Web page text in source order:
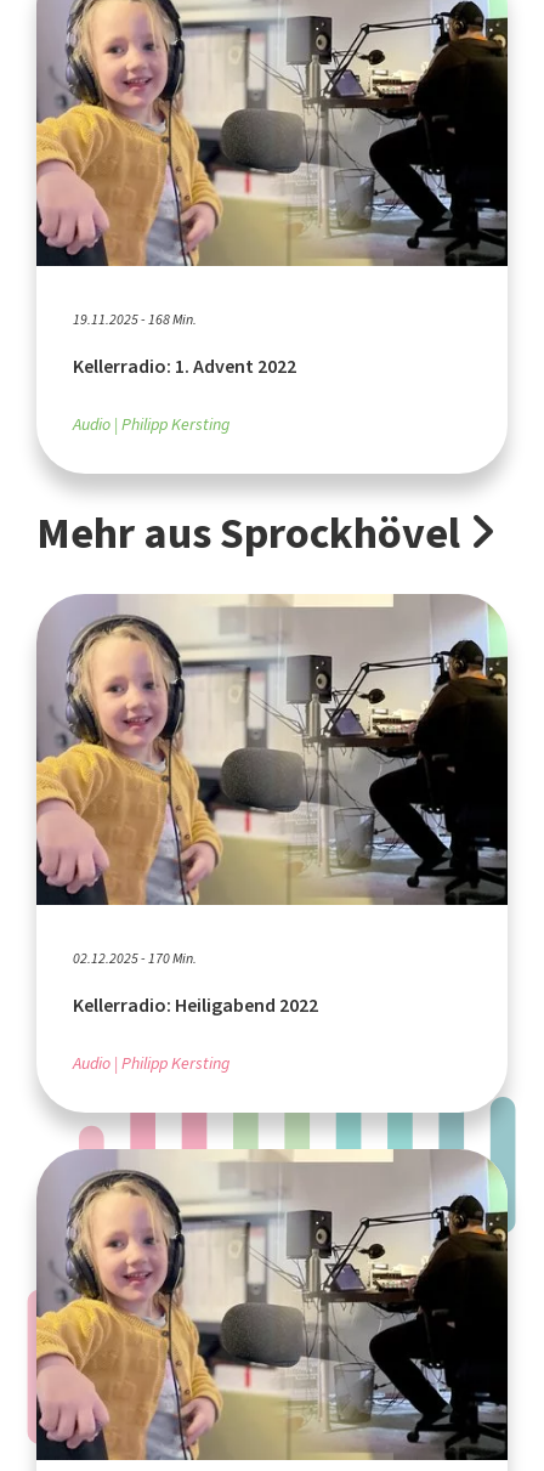
19.11.2025 - 168 Min.
Kellerradio: 1. Advent 2022
Audio Philipp Kersting
Mehr aus Sprockhövel
02.12.2025 - 170 Min.
Kellerradio: Heiligabend 2022
Audio Philipp Kersting